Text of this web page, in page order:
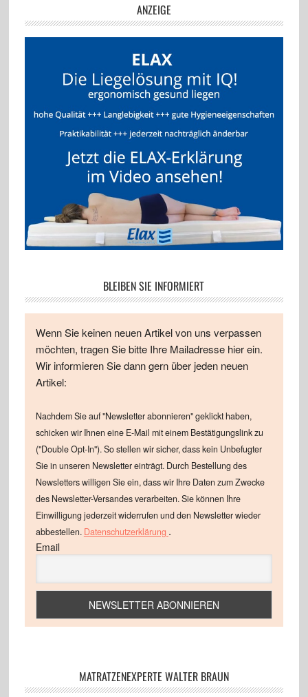
ANZEIGE
BLEIBEN SIE INFORMIERT
Wenn Sie keinen neuen Artikel von uns verpassen
möchten, tragen Sie bitte Ihre Mailadresse hier ein.
Wir informieren Sie dann gern über jeden neuen
Artikel:
Nachdem Sie auf "Newsletter abonnieren" geklickt haben,
schicken wir Ihnen eine E-Mail mit einem Bestätigungslink zu
("Double Opt-In"). So stellen wir sicher, dass kein Unbefugter
Sie in unseren Newsletter einträgt. Durch Bestellung des
Newsletters willigen Sie ein, dass wir Ihre Daten zum Zwecke
des Newsletter-Versandes verarbeiten. Sie können Ihre
Einwilligung jederzeit widerrufen und den Newsletter wieder
abbestellen. Datenschutzerklärung .
Email
MATRATZENEXPERTE WALTER BRAUN